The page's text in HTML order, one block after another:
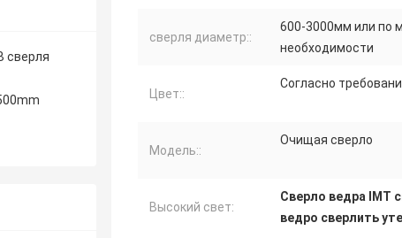
сверля
сверля диаметр::
600-3000мм или по
необходимости
Цвет::
Согласно
Модель::
Очищая сверло
Высокий свет:
Сверло ведра IMT
ведро сверлить